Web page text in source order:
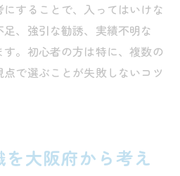
することで、入ってはいけな
、強引な勧誘、実績不明な
。初心者の方は特に、複数の
で選ぶことが失敗しないコツ
大阪府から考え